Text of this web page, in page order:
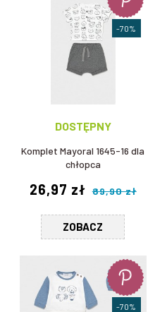
DOSTĘPNY
Komplet Mayoral 1645-16 dla
chłopca
26,97 zł 89,90 zł
ZOBACZ
-70%
-70%